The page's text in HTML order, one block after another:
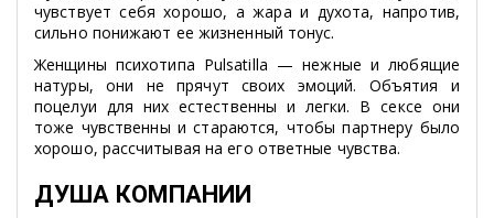
чувствует себя хорошо, а жара и духота, напротив,
сильно понижают ее жизненный тонус.
Женщины психотипа Pulsatilla — нежные и любящие
натуры, они не прячут своих эмоций. Объятия и
поцелуи для них естественны и легки. В сексе они
тоже чувственны и стараются, чтобы партнеру было
хорошо, рассчитывая на его ответные чувства.
ДУША КОМПАНИИ